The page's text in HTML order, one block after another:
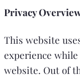
Privacy
This website
experience
website. Out of